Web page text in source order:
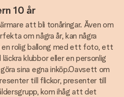
10 år
att bli tonåringar. Även om
om några år, kan några
en rolig ballong med ett foto, ett
klubbor eller en personlig
sina egna inköp.Oavsett om
till flickor, presenter till
kom ihåg att det